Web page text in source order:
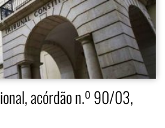
acórdão n.º 90/03,